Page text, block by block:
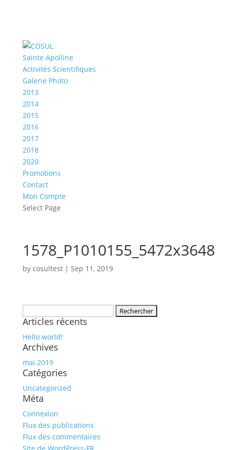
Sainte Apolline
Activités Scientifiques
Galerie Photo
2013
2014
2015
2016
2017
2018
2020
Promotions
Contact
Mon Compte
Select Page
1578_P1010155_5472x3648
by cosultest| Sep 11, 2019
Articles récents
Hello world!
Archives
mai 2019
Catégories
Uncategorized
Méta
Connexion
Flux des publications
Flux des commentaires